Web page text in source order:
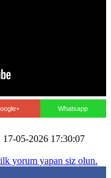
Whatsapp
17-05-2026 17:30:07
yorum yapan siz olun.